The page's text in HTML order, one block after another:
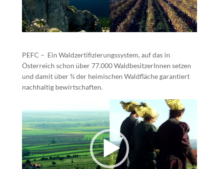
PEFC – Ein Waldzertifizierungssystem, auf das in
Österreich schon über 77.000 WaldbesitzerInnen setzen
und damit über ¾ der heimischen Waldfläche garantiert
nachhaltig bewirtschaften.
Player